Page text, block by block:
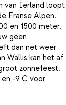
van Ierland loopt
Franse Alpen.
en 1500 meter.
geen
dan net weer
Wallis kan het af
zonnefeest.
-9 C voor